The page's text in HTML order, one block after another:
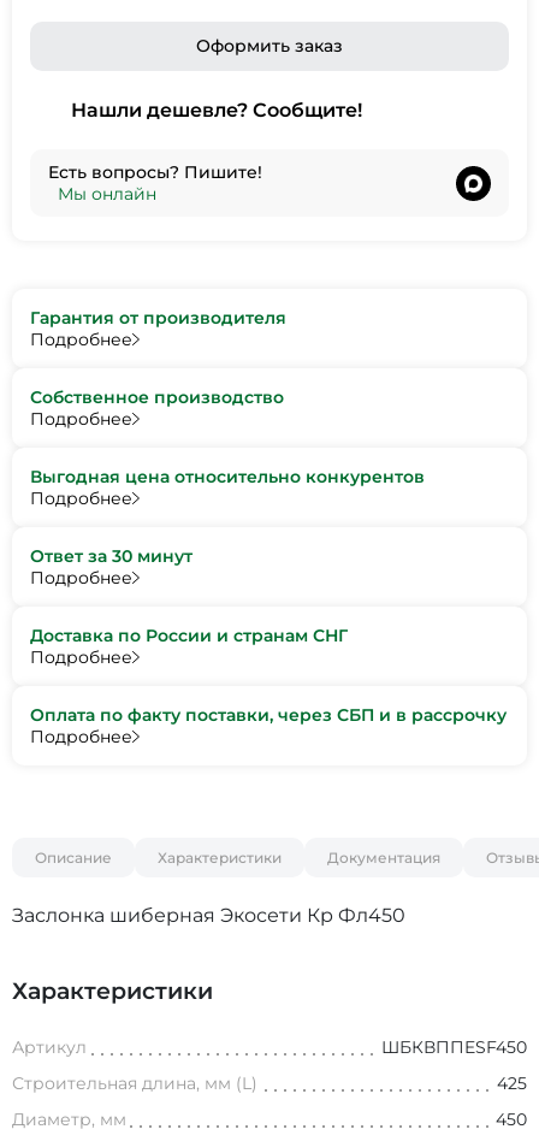
Оформить заказ
Нашли дешевле? Сообщите!
Есть вопросы? Пишите!
Мы онлайн
Гарантия от производителя
Подробнее
Собственное производство
Подробнее
Выгодная цена относительно конкурентов
Подробнее
Ответ за 30 минут
Подробнее
Доставка по России и странам СНГ
Подробнее
Оплата по факту поставки, через СБП и в рассрочку
Подробнее
Описание Характеристики Документация
Заслонка шиберная Экосети Кр Фл450
Характеристики
Артикул
ШБКВППESF450
Строительная длина, мм (L)
425
Диаметр, мм
450